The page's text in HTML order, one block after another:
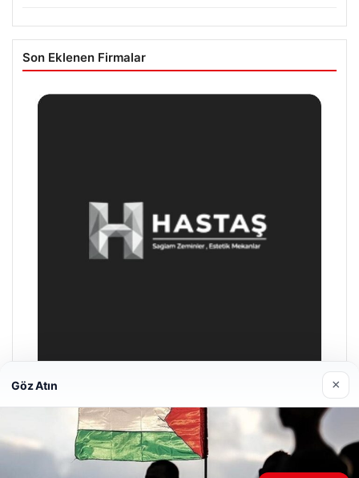
Son Eklenen Firmalar
Prenses Night Club
Nisan 29, 2026
Göz Atın ×